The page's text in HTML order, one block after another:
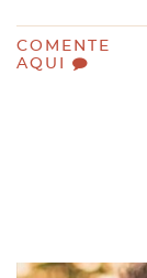
COMENTE
AQUI